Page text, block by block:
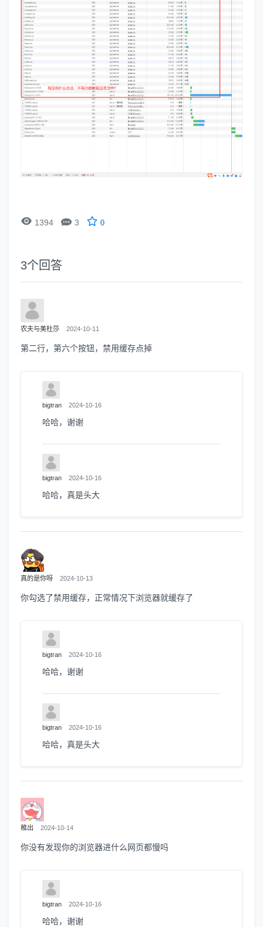
 1394  3 0
3个回答
农夫与美杜莎 2024-10-11
第二行，第六个按钮，禁用缓存点掉
bigtran 2024-10-16
哈哈，谢谢
bigtran 2024-10-16
哈哈，真是头大
真的是你呀 2024-10-13
你勾选了禁用缓存，正常情况下浏览器就缓存了
bigtran 2024-10-16
哈哈，谢谢
bigtran 2024-10-16
哈哈，真是头大
稚出 2024-10-14
你没有发现你的浏览器进什么网页都慢吗
bigtran 2024-10-16
哈哈，谢谢